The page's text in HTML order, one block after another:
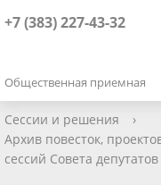
+7 (383) 227-43-32
Общественная приемная
Сессии и решения
›
Архив повесток,
сессий Совета